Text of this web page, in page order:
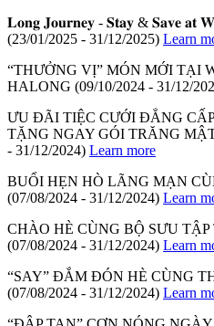
𝐋𝐨𝐧𝐠 𝐉𝐨𝐮𝐫𝐧𝐞𝐲 - 𝐒𝐭𝐚𝐲 & 𝐒𝐚𝐯𝐞 𝐚𝐭
(23/01/2025 - 31/12/2025) Learn
“THƯỞNG VỊ” MÓN MỚI TẠI
HALONG (09/10/2024 - 31/12/
ƯU ĐÃI TIỆC CƯỚI ĐẲNG
TẶNG NGAY GÓI TRĂNG
- 31/12/2024) Learn more
BUỔI HẸN HÒ LÃNG MẠN
(07/08/2024 - 31/12/2024) Learn
CHÀO HÈ CÙNG BỘ SƯU
(07/08/2024 - 31/12/2024) Learn
“SAY” ĐẮM ĐÓN HÈ CÙNG
(07/08/2024 - 31/12/2024) Learn